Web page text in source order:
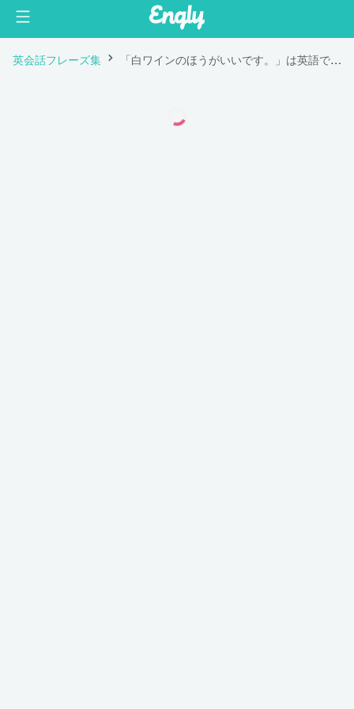
英会話フレーズ集 「白ワインのほうがいいです。」は英語で "I'd prefer white wine."